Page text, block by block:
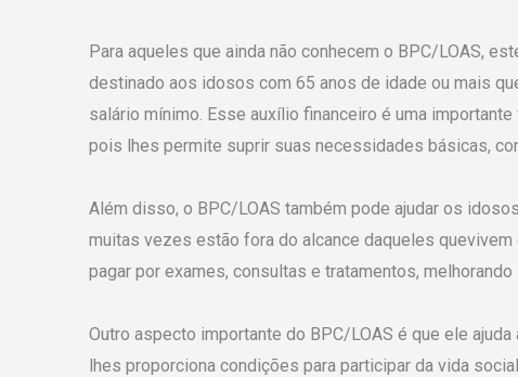
Para aqueles que ainda não conhecem o BPC/LOAS,
destinado aos idosos com 65 anos de idade ou mais
salário mínimo. Esse auxílio financeiro é uma
pois lhes permite suprir suas necessidades básicas,
Além disso, o BPC/LOAS também pode ajudar os
muitas vezes estão fora do alcance daqueles
pagar por exames, consultas e tratamentos,
Outro aspecto importante do BPC/LOAS é que ele
lhes proporciona condições para participar da vida